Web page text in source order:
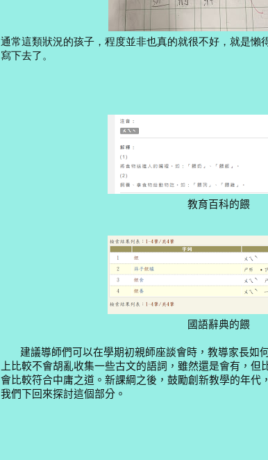
通常這類狀況的孩子，程度並非也真的就很不好，就是懶
寫下去了。
教育百科的餵
國語辭典的餵
建議導師們可以在學期初親師座談會時，教導家長如
上比較不會胡亂收集一些古文的語詞，雖然還是會有，
會比較符合中庸之道。 新課綱之後，鼓勵創新教學的年代
我們下回來探討這個部分。